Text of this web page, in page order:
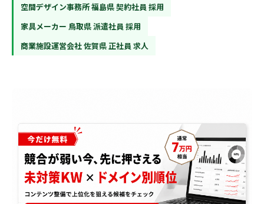
空間デザイン事務所 福島県 契約社員 採用
家具メーカー 鳥取県 派遣社員 採用
商業施設運営会社 佐賀県 正社員 求人